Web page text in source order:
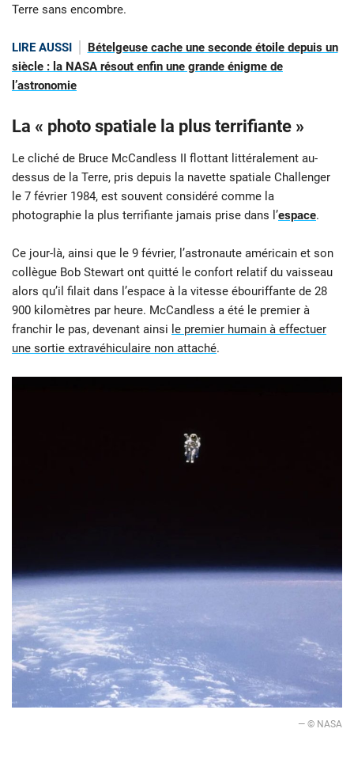
Terre sans encombre.
LIRE AUSSI
Bételgeuse cache une seconde étoile depuis un
siècle : la NASA résout enfin une grande énigme de
l’astronomie
La « photo spatiale la plus terrifiante »
Le cliché de Bruce McCandless II flottant littéralement au-
dessus de la Terre, pris depuis la navette spatiale Challenger
le 7 février 1984, est souvent considéré comme la
photographie la plus terrifiante jamais prise dans l’espace.
Ce jour-là, ainsi que le 9 février, l’astronaute américain et son
collègue Bob Stewart ont quitté le confort relatif du vaisseau
alors qu’il filait dans l’espace à la vitesse ébouriffante de 28
900 kilomètres par heure. McCandless a été le premier à
franchir le pas, devenant ainsi le premier humain à effectuer
une sortie extravéhiculaire non attaché.
— © NASA